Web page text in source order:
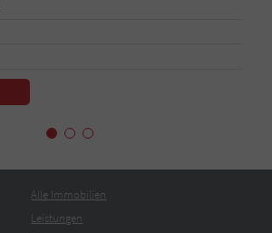
Alle Immobilien
Leistungen